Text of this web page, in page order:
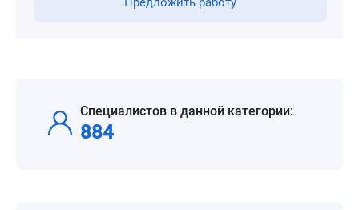
Специалистов в данной категории:
884